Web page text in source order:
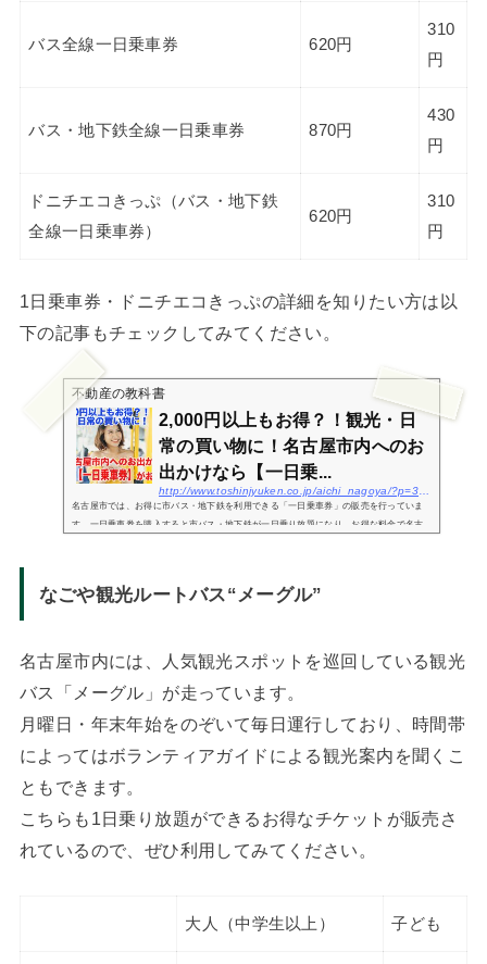
バス全線一日乗車券 620円
310
円
バス・地下鉄全線一日乗車券 870円
430
円
ドニチエコきっぷ（バス・地下鉄
全線一日乗車券）
620円
310
円
1日乗車券・ドニチエコきっぷの詳細を知りたい方は以
下の記事もチェックしてみてください。
不動産の教科書
2,000円以上もお得？！観光・日
常の買い物に！名古屋市内へのお
出かけなら【一日乗...
名古屋市では、お得に市バス・地下鉄を利用できる「一日乗車券」の販売を行っていま
す。一日乗車券を購入すると市バス・地下鉄が一日乗り放題になり、お得な料金で名古
なごや観光ルートバス“メーグル”
名古屋市内には、人気観光スポットを巡回している観光
バス「メーグル」が走っています。
月曜日・年末年始をのぞいて毎日運行しており、時間帯
によってはボランティアガイドによる観光案内を聞くこ
ともできます。
こちらも1日乗り放題ができるお得なチケットが販売さ
れているので、ぜひ利用してみてください。
大人（中学生以上） 子ども